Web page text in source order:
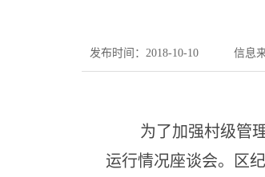
发布时间：2018-10-10 信息
为了加强村级管
运行情况座谈会。区